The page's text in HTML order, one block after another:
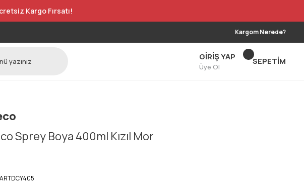
Kargo Fırsatı!
Kargom Nerede?
GİRİŞ YAP
Üye Ol
SEPETİM
Sprey Boya 400ml Kızıl Mor
ARTDCY405